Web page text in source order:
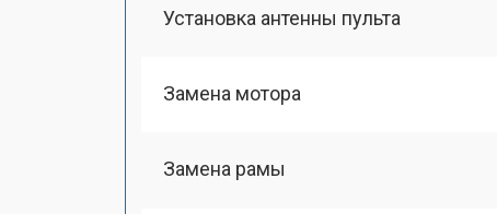
Установка антенны пульта
Замена мотора
Замена рамы